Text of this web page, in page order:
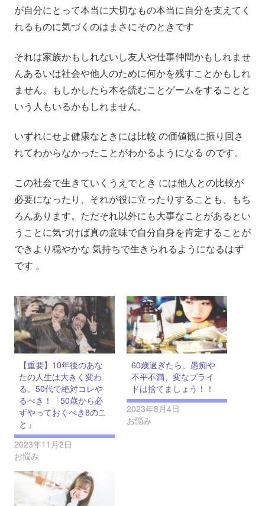
が自分にとって本当に大切なもの本当に自分を支えてく
れるものに気づくのはまさにそのときです
それは家族かもしれないし友人や仕事仲間かもしれませ
んあるいは社会や他人のために何かを残すことかもしれ
ません。もしかしたら本を読むことゲームをすることと
いう人もいるかもしれません。
いずれにせよ健康なときには比較 の価値観に振り回さ
れてわからなかったことがわかるようになる のです。
この社会で生きていくうえでとき には他人との比較が
必要になったり、それが役に立ったりすることも、もち
ろんあります。ただそれ以外にも大事なことがあるとい
うことに気づけば真の意味で自分自身を肯定することが
できより穏やかな 気持ちで生きられるようになるはず
です 。
【重要】10年後のあな
たの人生は大きく変わ
る。50代で絶対コレや
るべき！「50歳から必
ずやっておくべき8のこ
と」
2023年11月2日
お悩み
60歳過ぎたら、愚痴や
不平不満、変なプライ
ドは捨てましょう！！
2023年8月4日
お悩み